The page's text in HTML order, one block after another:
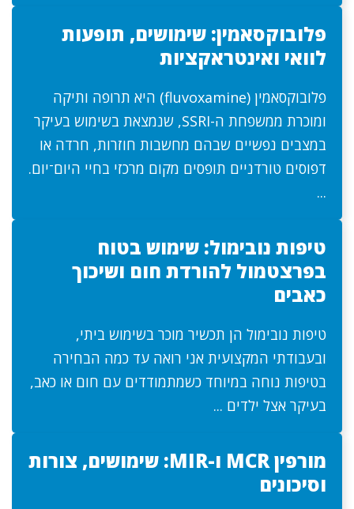
פלובוקסאמין: שימושים, תופעות
לוואי ואינטראקציות
פלובוקסאמין (fluvoxamine) היא תרופה ותיקה
ומוכרת ממשפחת ה-SSRI, שנמצאת בשימוש בעיקר
במצבים נפשיים שבהם מחשבות חוזרות, חרדה או
דפוסים טורדניים תופסים מקום מרכזי בחיי היום־יום.
...
טיפות נובימול: שימוש בטוח
בפרצטמול להורדת חום ושיכוך
כאבים
טיפות נובימול הן תכשיר מוכר בשימוש ביתי,
ובעבודתי המקצועית אני רואה עד כמה הבחירה
בטיפות נוחה במיוחד כשמתמודדים עם חום או כאב,
בעיקר אצל ילדים ...
מורפין MCR ו-MIR: שימושים, צורות
וסיכונים